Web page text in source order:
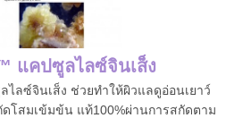
แคปซูลไลซ์จินเส็ง
ลซ์จินเส็ง ช่วยทำให้ผิวแลดูอ่อนเยาว์
โสมเข้มข้น แท้100%ผ่านการสกัดตาม